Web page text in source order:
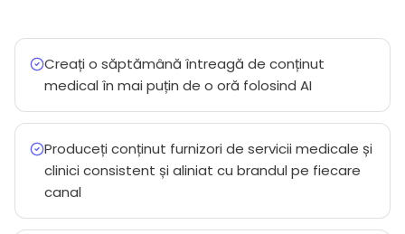
Creați o săptămână întreagă de conținut
medical în mai puțin de o oră folosind AI
Produceți conținut furnizori de servicii medicale și
clinici consistent și aliniat cu brandul pe fiecare
canal